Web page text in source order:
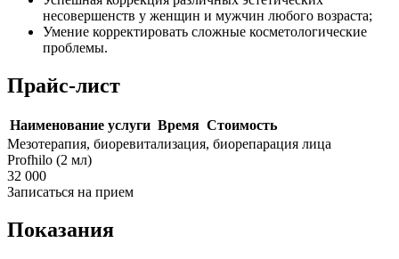
несовершенств у женщин и мужчин любого возраста;
Умение корректировать сложные косметологические
проблемы.
Прайс-лист
Наименование услуги Время Стоимость
Мезотерапия, биоревитализация, биорепарация лица
Profhilo (2 мл)
32 000
Записаться на прием
Показания